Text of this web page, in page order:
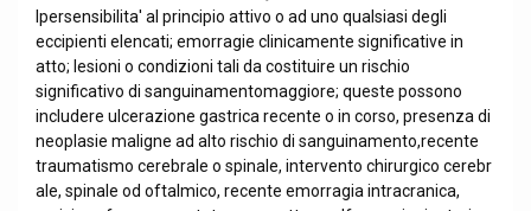
Ipersensibilita' al principio attivo o ad uno qualsiasi degli
eccipienti elencati; emorragie clinicamente significative in
atto; lesioni o condizioni tali da costituire un rischio
significativo di sanguinamentomaggiore; queste possono
includere ulcerazione gastrica recente o in corso, presenza di
neoplasie maligne ad alto rischio di sanguinamento,recente
traumatismo cerebrale o spinale, intervento chirurgico cerebr
ale, spinale od oftalmico, recente emorragia intracranica,